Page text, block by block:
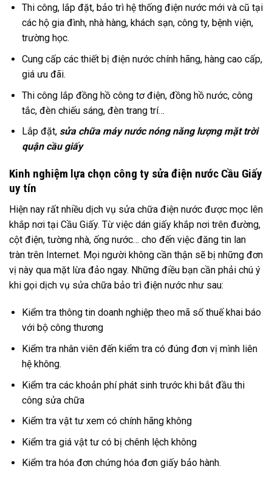
Thi công, lắp đặt, bảo trì hệ thống điện nước mới và cũ tại
các hộ gia đình, nhà hàng, khách sạn, công ty, bệnh viện,
trường học.
Cung cấp các thiết bị điện nước chính hãng, hàng cao cấp,
giá ưu đãi.
Thi công lắp đồng hồ công tơ điện, đồng hồ nước, công
tắc, đèn chiếu sáng, đèn trang trí…
Lắp đặt, sửa chữa máy nước nóng năng lượng mặt trời
quận cầu giấy
Kinh nghiệm lựa chọn công ty sửa điện nước Cầu Giấy
uy tín
Hiện nay rất nhiều dịch vụ sửa chữa điện nước được mọc lên
khắp nơi tại Cầu Giấy. Từ việc dán giấy khắp nơi trên đường,
cột điện, tường nhà, ống nước… cho đến việc đăng tin lan
tràn trên Internet. Mọi người không cần thận sẽ bị những đơn
vị này qua mặt lừa đảo ngay. Những điều bạn cần phải chú ý
khi gọi dịch vụ sửa chữa bảo trì điện nước như sau:
Kiểm tra thông tin doanh nghiệp theo mã số thuế khai báo
với bộ công thương
Kiểm tra nhân viên đến kiểm tra có đúng đơn vị mình liên
hệ không.
Kiểm tra các khoản phí phát sinh trước khi bắt đầu thi
công sửa chữa
Kiểm tra vật tư xem có chính hãng không
Kiểm tra giá vật tư có bị chênh lệch không
Kiểm tra hóa đơn chứng hóa đơn giấy bảo hành.